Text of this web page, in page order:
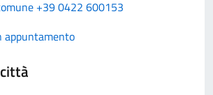
+39 0422 600153
appuntamento